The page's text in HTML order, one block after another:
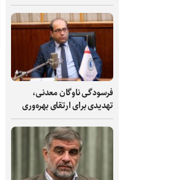
فرسودگی ناوگان معدنی،
تهدیدی برای ارتقای بهره‌وری